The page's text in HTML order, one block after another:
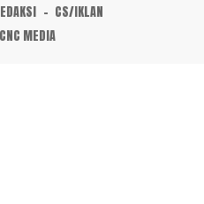
CS/IKLAN
MEDIA